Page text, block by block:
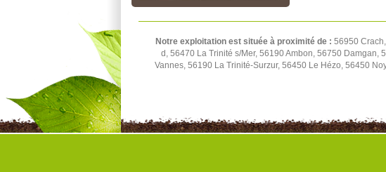
Notre exploitation est située à proximité de : 56950
d, 56470 La Trinité s/Mer, 56190 Ambon, 56750
Vannes, 56190 La Trinité-Surzur, 56450 Le Hézo, 56450